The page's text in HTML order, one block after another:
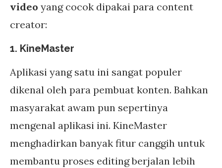
video yang cocok dipakai para content
creator:
1. KineMaster
Aplikasi yang satu ini sangat populer
dikenal oleh para pembuat konten. Bahkan
masyarakat awam pun sepertinya
mengenal aplikasi ini. KineMaster
menghadirkan banyak fitur canggih untuk
membantu proses editing berjalan lebih